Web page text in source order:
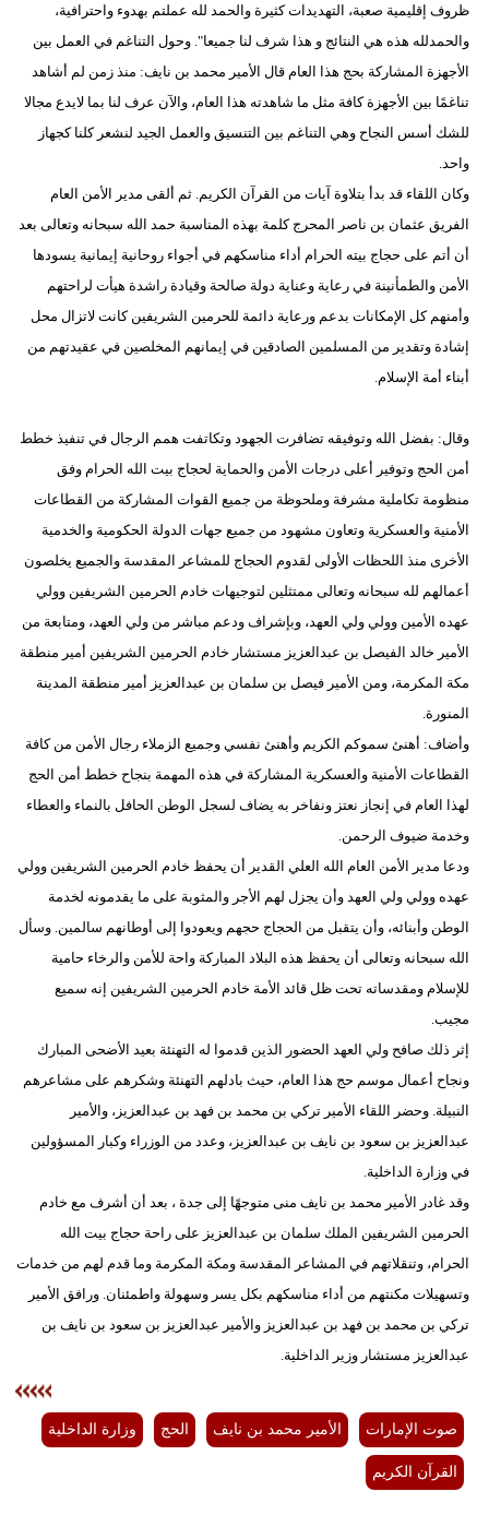
ظروف إقليمية صعبة، التهديدات كثيرة والحمد لله عملتم بهدوء واحترافية،
والحمدلله هذه هي النتائج و هذا شرف لنا جميعا". وحول التناغم في العمل بين
الأجهزة المشاركة بحج هذا العام قال الأمير محمد بن نايف: منذ زمن لم أشاهد
تناغمًا بين الأجهزة كافة مثل ما شاهدته هذا العام، والآن عرف لنا بما لايدع مجالا
للشك أسس النجاح وهي التناغم بين التنسيق والعمل الجيد لنشعر كلنا كجهاز
واحد.
وكان اللقاء قد بدأ بتلاوة آيات من القرآن الكريم. ثم ألقى مدير الأمن العام
الفريق عثمان بن ناصر المحرج كلمة بهذه المناسبة حمد الله سبحانه وتعالى بعد
أن أتم على حجاج بيته الحرام أداء مناسكهم في أجواء روحانية إيمانية يسودها
الأمن والطمأنينة في رعاية وعناية دولة صالحة وقيادة راشدة هيأت لراحتهم
وأمنهم كل الإمكانات بدعم ورعاية دائمة للحرمين الشريفين كانت لاتزال محل
إشادة وتقدير من المسلمين الصادقين في إيمانهم المخلصين في عقيدتهم من
أبناء أمة الإسلام.
وقال: بفضل الله وتوفيقه تضافرت الجهود وتكاتفت همم الرجال في تنفيذ خطط
أمن الحج وتوفير أعلى درجات الأمن والحماية لحجاج بيت الله الحرام وفق
منظومة تكاملية مشرفة وملحوظة من جميع القوات المشاركة من القطاعات
الأمنية والعسكرية وتعاون مشهود من جميع جهات الدولة الحكومية والخدمية
الأخرى منذ اللحظات الأولى لقدوم الحجاج للمشاعر المقدسة والجميع يخلصون
أعمالهم لله سبحانه وتعالى ممتثلين لتوجيهات خادم الحرمين الشريفين وولي
عهده الأمين وولي ولي العهد، وبإشراف ودعم مباشر من ولي العهد، ومتابعة من
الأمير خالد الفيصل بن عبدالعزيز مستشار خادم الحرمين الشريفين أمير منطقة
مكة المكرمة، ومن الأمير فيصل بن سلمان بن عبدالعزيز أمير منطقة المدينة
المنورة.
وأضاف: أهنئ سموكم الكريم وأهنئ نفسي وجميع الزملاء رجال الأمن من كافة
القطاعات الأمنية والعسكرية المشاركة في هذه المهمة بنجاح خطط أمن الحج
لهذا العام في إنجاز نعتز ونفاخر به يضاف لسجل الوطن الحافل بالنماء والعطاء
وخدمة ضيوف الرحمن.
ودعا مدير الأمن العام الله العلي القدير أن يحفظ خادم الحرمين الشريفين وولي
عهده وولي ولي العهد وأن يجزل لهم الأجر والمثوبة على ما يقدمونه لخدمة
الوطن وأبنائه، وأن يتقبل من الحجاج حجهم ويعودوا إلى أوطانهم سالمين. وسأل
الله سبحانه وتعالى أن يحفظ هذه البلاد المباركة واحة للأمن والرخاء حامية
للإسلام ومقدساته تحت ظل قائد الأمة خادم الحرمين الشريفين إنه سميع
مجيب.
إثر ذلك صافح ولي العهد الحضور الذين قدموا له التهنئة بعيد الأضحى المبارك
ونجاح أعمال موسم حج هذا العام، حيث بادلهم التهنئة وشكرهم على مشاعرهم
النبيلة. وحضر اللقاء الأمير تركي بن محمد بن فهد بن عبدالعزيز، والأمير
عبدالعزيز بن سعود بن نايف بن عبدالعزيز، وعدد من الوزراء وكبار المسؤولين
في وزارة الداخلية.
وقد غادر الأمير محمد بن نايف منى متوجهًا إلى جدة ، بعد أن أشرف مع خادم
الحرمين الشريفين الملك سلمان بن عبدالعزيز على راحة حجاج بيت الله
الحرام، وتنقلاتهم في المشاعر المقدسة ومكة المكرمة وما قدم لهم من خدمات
وتسهيلات مكنتهم من أداء مناسكهم بكل يسر وسهولة واطمئنان. ورافق الأمير
تركي بن محمد بن فهد بن عبدالعزيز والأمير عبدالعزيز بن سعود بن نايف بن
عبدالعزيز مستشار وزير الداخلية.
صوت الإمارات الأمير محمد بن نايف الحج وزارة الداخلية
القرآن الكريم